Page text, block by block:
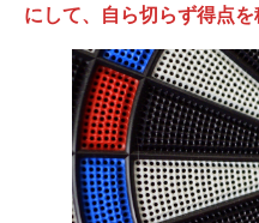
にして、自ら切らず得点